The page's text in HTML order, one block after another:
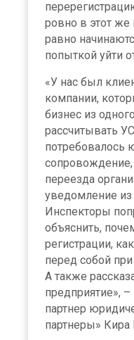
ровно в этот же
равно
попыткой уйти
«У нас был
компании,
бизнес из
рассчитывать
потребовалось
сопровождение,
переезда
уведомление из
Инспекторы
объяснить,
регистрации,
перед собой
А также
предприятие»,
партнер
партнеры» Кира